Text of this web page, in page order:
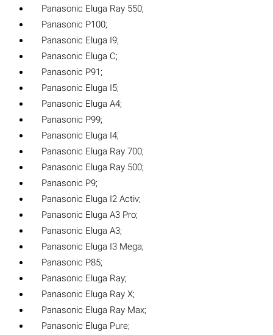
Panasonic Eluga Ray 550;
Panasonic P100;
Panasonic Eluga I9;
Panasonic Eluga C;
Panasonic P91;
Panasonic Eluga I5;
Panasonic Eluga A4;
Panasonic P99;
Panasonic Eluga I4;
Panasonic Eluga Ray 700;
Panasonic Eluga Ray 500;
Panasonic P9;
Panasonic Eluga I2 Activ;
Panasonic Eluga A3 Pro;
Panasonic Eluga A3;
Panasonic Eluga I3 Mega;
Panasonic P85;
Panasonic Eluga Ray;
Panasonic Eluga Ray X;
Panasonic Eluga Ray Max;
Panasonic Eluga Pure;